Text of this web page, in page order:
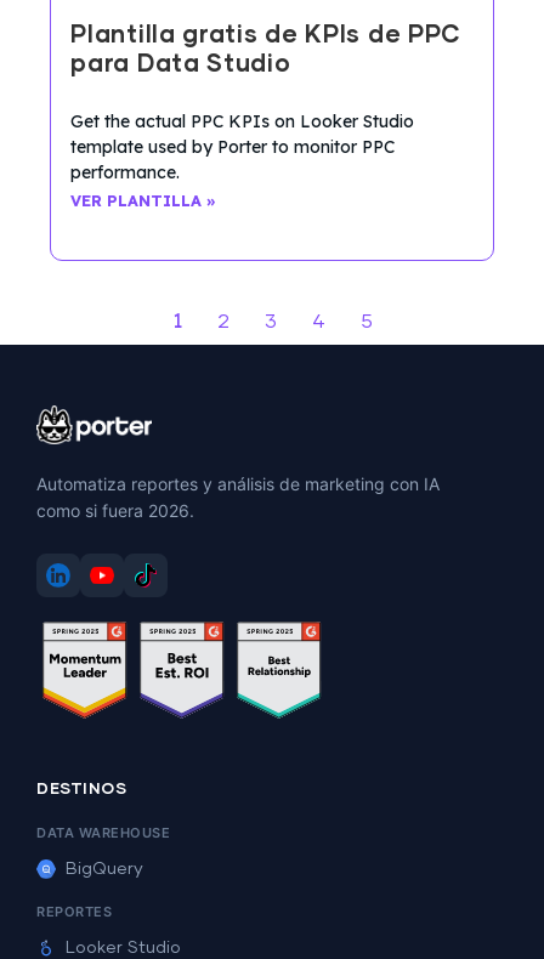
Plantilla gratis de KPIs de PPC
para Data Studio
Get the actual PPC KPIs on Looker Studio
template used by Porter to monitor PPC
performance.
VER PLANTILLA »
1 2 3 4 5
Automatiza reportes y análisis de marketing con IA
como si fuera 2026.
DESTINOS
DATA WAREHOUSE
BigQuery
REPORTES
Looker Studio